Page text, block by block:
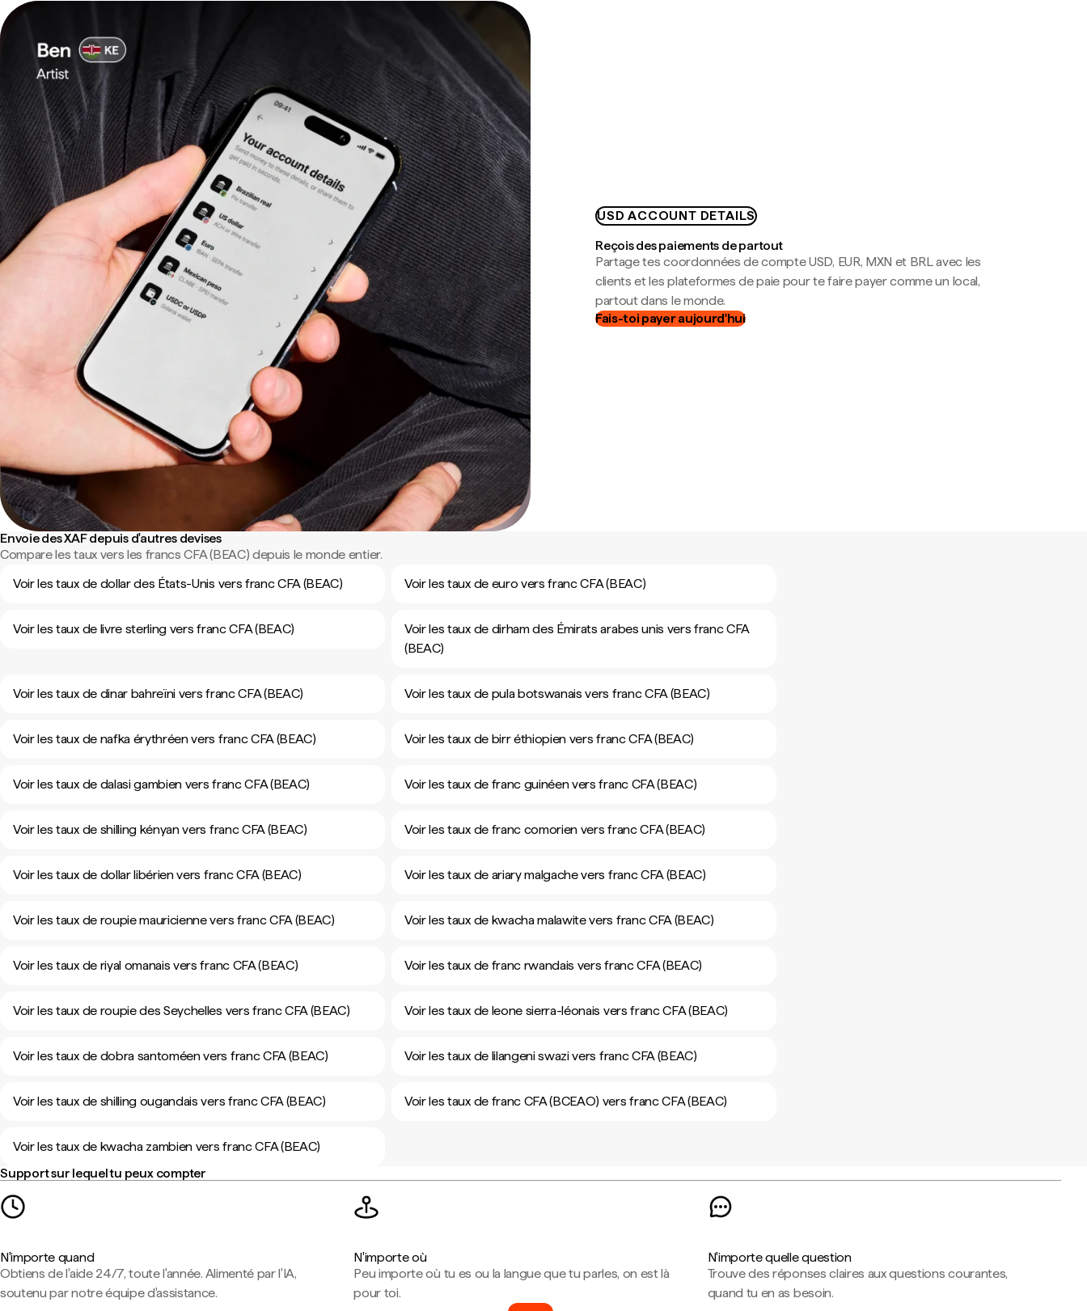
USD ACCOUNT DETAILS
Reçois des paiements de partout
Partage tes coordonnées de compte USD, EUR, MXN et BRL avec les
clients et les plateformes de paie pour te faire payer comme un local,
partout dans le monde.
Fais-toi payer aujourd'hui
Envoie des XAF depuis d'autres devises
Compare les taux vers les francs CFA (BEAC) depuis le monde entier.
Voir les taux de dollar des États-Unis vers franc CFA (BEAC)
Voir les taux de euro vers franc CFA (BEAC)
Voir les taux de livre sterling vers franc CFA (BEAC)
Voir les taux de dirham des Émirats arabes unis vers franc CFA
(BEAC)
Voir les taux de dinar bahreïni vers franc CFA (BEAC) Voir les taux de pula botswanais vers franc CFA (BEAC)
Voir les taux de nafka érythréen vers franc CFA (BEAC) Voir les taux de birr éthiopien vers franc CFA (BEAC)
Voir les taux de dalasi gambien vers franc CFA (BEAC) Voir les taux de franc guinéen vers franc CFA (BEAC)
Voir les taux de shilling kényan vers franc CFA (BEAC) Voir les taux de franc comorien vers franc CFA (BEAC)
Voir les taux de dollar libérien vers franc CFA (BEAC) Voir les taux de ariary malgache vers franc CFA (BEAC)
Voir les taux de roupie mauricienne vers franc CFA (BEAC) Voir les taux de kwacha malawite vers franc CFA (BEAC)
Voir les taux de riyal omanais vers franc CFA (BEAC) Voir les taux de franc rwandais vers franc CFA (BEAC)
Voir les taux de roupie des Seychelles vers franc CFA (BEAC) Voir les taux de leone sierra-léonais vers franc CFA (BEAC)
Voir les taux de dobra santoméen vers franc CFA (BEAC) Voir les taux de lilangeni swazi vers franc CFA (BEAC)
Voir les taux de shilling ougandais vers franc CFA (BEAC) Voir les taux de franc CFA (BCEAO) vers franc CFA (BEAC)
Voir les taux de kwacha zambien vers franc CFA (BEAC)
Support sur lequel tu peux compter
N'importe quand
Obtiens de l'aide 24/7, toute l'année. Alimenté par l'IA,
soutenu par notre équipe d'assistance.
N'importe où
Peu importe où tu es ou la langue que tu parles, on est là
pour toi.
N'importe quelle question
Trouve des réponses claires aux questions courantes,
quand tu en as besoin.